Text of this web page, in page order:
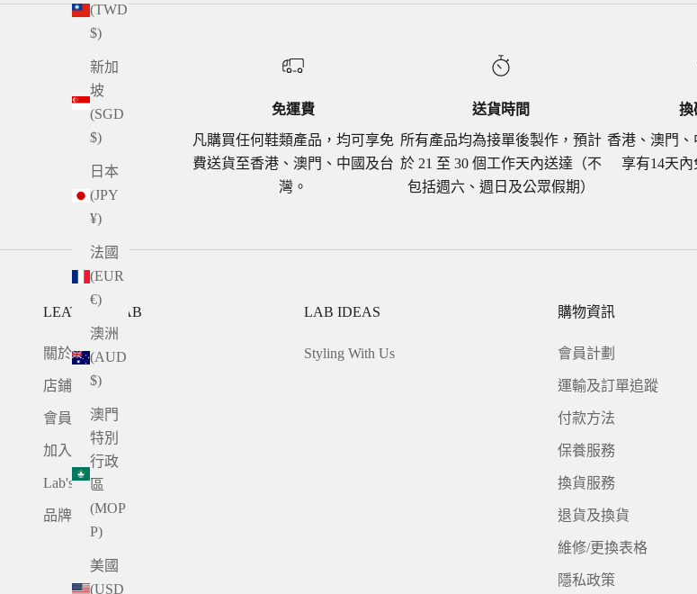
(TWD
$)
新加
坡
(SGD
$)
日本
(JPY
¥)
法國
(EUR
€)
澳洲
(AUD
$)
澳門
特別
行政
區
(MOP
P)
美國
(USD
免運費
凡購買任何鞋類產品，均可享免
費送貨至香港、澳門、中國及台
灣。
送貨時間
所有產品均為接單後製作，預計
於 21 至 30 個工作天內送達（不
包括週六、週日及公眾假期）
換
香港、澳門
享有14天內
LEATHER LAB
關於我們
店鋪地址
會員計劃
加入我們
Lab's Share
品牌合作招商
LAB IDEAS
Styling With Us
購物資訊
會員計劃
運輸及訂單追蹤
付款方法
保養服務
換貨服務
退貨及換貨
維修/更換表格
隱私政策